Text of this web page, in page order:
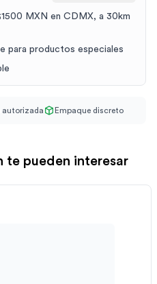
MXN en CDMX, a 30km
para productos especiales
autorizada Empaque discreto
te pueden interesar